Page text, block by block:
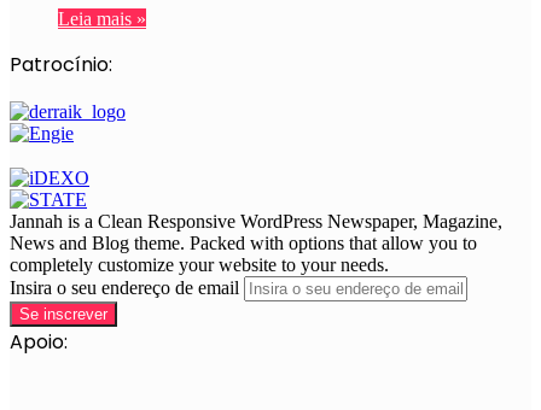
Leia mais »
Patrocínio:
Jannah is a Clean Responsive WordPress Newspaper, Magazine,
News and Blog theme. Packed with options that allow you to
completely customize your website to your needs.
Insira o seu endereço de email
Apoio: